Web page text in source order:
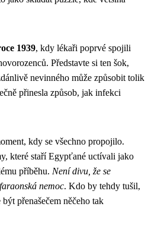
1939, kdy lékaři poprvé spojili
Představte si ten šok,
nevinného může způsobit tolik
přinesla způsob, jak infekci
kdy se všechno propojilo.
které staří Egypťané uctívali jako
příběhu. Není divu, že se
nemoc. Kdo by tehdy tušil,
přenašečem něčeho tak